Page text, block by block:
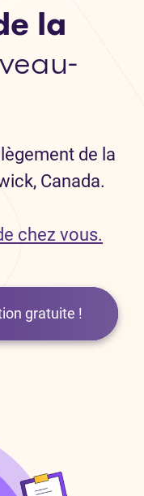
la
de la
Canada.
chez vous.
gratuite !